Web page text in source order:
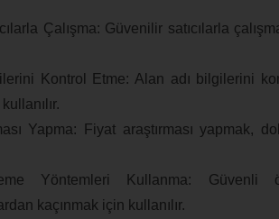
Çalışma: Güvenilir satıcılarla
Kontrol Etme: Alan adı bilgilerini
Yapma: Fiyat araştırması yapmak,
Yöntemleri Kullanma: Güvenli
kaçınmak için kullanılır.